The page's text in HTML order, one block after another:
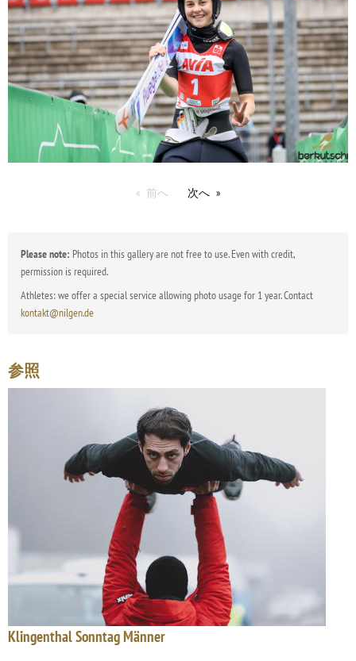
前へ 次へ
Please note: Photos in this gallery are not free to use. Even with credit,
permission is required.
Athletes: we offer a special service allowing photo usage for 1 year. Contact
kontakt@nilgen.de
参照
Klingenthal Sonntag Männer